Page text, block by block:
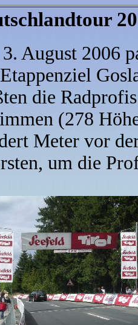
August 2006
die
(278
Meter vor
um die